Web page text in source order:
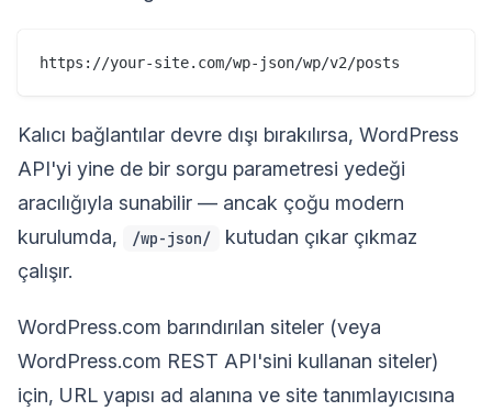
Kalıcı bağlantılar devre dışı bırakılırsa, WordPress
API'yi yine de bir sorgu parametresi yedeği
aracılığıyla sunabilir — ancak çoğu modern
kurulumda,
/wp-json/
kutudan çıkar çıkmaz
çalışır.
WordPress.com barındırılan siteler (veya
WordPress.com REST API'sini kullanan siteler)
için, URL yapısı ad alanına ve site tanımlayıcısına